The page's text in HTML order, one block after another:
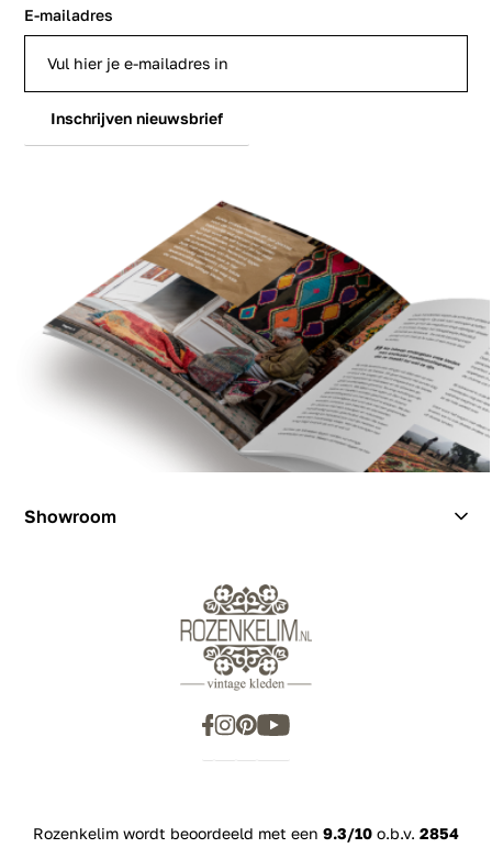
Showroom
E-mailadres
Inschrijven nieuwsbrief
Rozenkelim wordt beoordeeld met een 9.3/10 o.b.v. 2854